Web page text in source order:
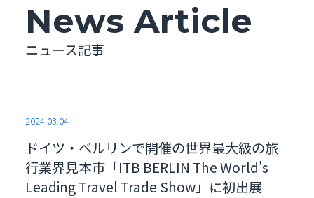
News Article
ニュース記事
2024.03.04
ドイツ・ベルリンで開催の世界最大級の旅
行業界見本市「ITB BERLIN The World's
Leading Travel Trade Show」に初出展